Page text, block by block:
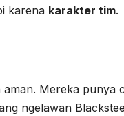
karena karakter tim.
Mereka punya
ngelawan